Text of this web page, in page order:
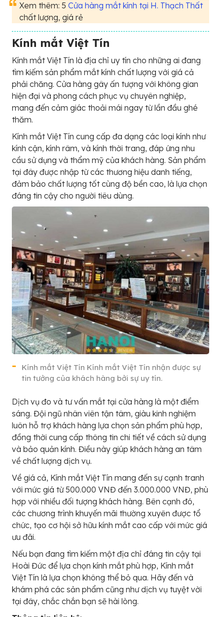
Xem thêm: 5 Cửa hàng mắt kính tại H. Thạch Thất
chất lượng, giá rẻ
Kính mắt Việt Tín
Kính mắt Việt Tín là địa chỉ uy tín cho những ai đang
tìm kiếm sản phẩm mắt kính chất lượng với giá cả
phải chăng. Cửa hàng gây ấn tượng với không gian
hiện đại và phong cách phục vụ chuyên nghiệp,
mang đến cảm giác thoải mái ngay từ lần đầu ghé
thăm.
Kính mắt Việt Tín cung cấp đa dạng các loại kính như
kính cận, kính râm, và kính thời trang, đáp ứng nhu
cầu sử dụng và thẩm mỹ của khách hàng. Sản phẩm
tại đây được nhập từ các thương hiệu danh tiếng,
đảm bảo chất lượng tốt cùng độ bền cao, là lựa chọn
đáng tin cậy cho người tiêu dùng.
Kính mắt Việt Tín Kính mắt Việt Tín nhận được sự
tin tưởng của khách hàng bởi sự uy tín.
Dịch vụ đo và tư vấn mắt tại cửa hàng là một điểm
sáng. Đội ngũ nhân viên tận tâm, giàu kinh nghiệm
luôn hỗ trợ khách hàng lựa chọn sản phẩm phù hợp,
đồng thời cung cấp thông tin chi tiết về cách sử dụng
và bảo quản kính. Điều này giúp khách hàng an tâm
về chất lượng dịch vụ.
Về giá cả, Kính mắt Việt Tín mang đến sự cạnh tranh
với mức giá từ 500.000 VNĐ đến 3.000.000 VNĐ, phù
hợp với nhiều đối tượng khách hàng. Bên cạnh đó,
các chương trình khuyến mãi thường xuyên được tổ
chức, tạo cơ hội sở hữu kính mắt cao cấp với mức giá
ưu đãi.
Nếu bạn đang tìm kiếm một địa chỉ đáng tin cậy tại
Hoài Đức để lựa chọn kính mắt phù hợp, Kính mắt
Việt Tín là lựa chọn không thể bỏ qua. Hãy đến và
khám phá các sản phẩm cũng như dịch vụ tuyệt vời
tại đây, chắc chắn bạn sẽ hài lòng.